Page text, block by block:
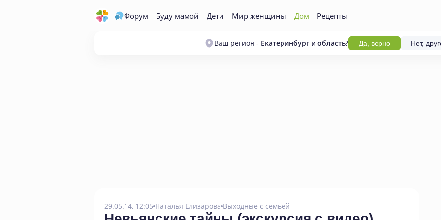
Форум Буду мамой Дети Мир женщины Дом Рецепты
Ваш регион - Екатеринбург и область? Да, верно Нет,
29.05.14, 12:05 Наталья Елизарова Выходные с семьей